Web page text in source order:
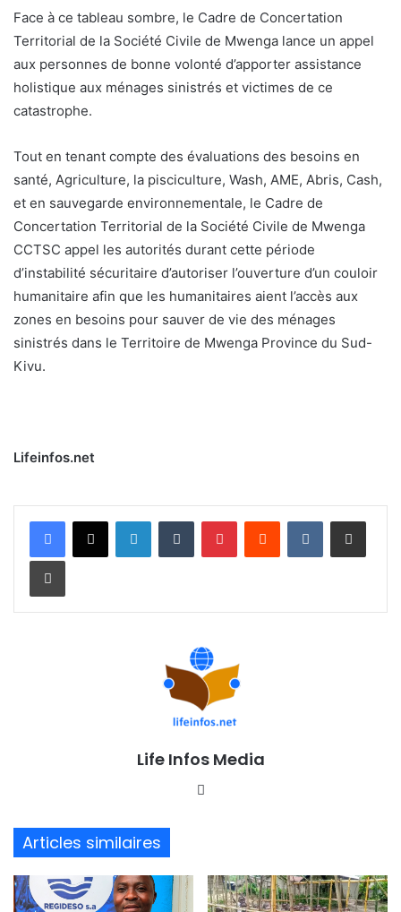
Face à ce tableau sombre, le Cadre de Concertation
Territorial de la Société Civile de Mwenga lance un appel
aux personnes de bonne volonté d’apporter assistance
holistique aux ménages sinistrés et victimes de ce
catastrophe.
Tout en tenant compte des évaluations des besoins en
santé, Agriculture, la pisciculture, Wash, AME, Abris, Cash,
et en sauvegarde environnementale, le Cadre de
Concertation Territorial de la Société Civile de Mwenga
CCTSC appel les autorités durant cette période
d’instabilité sécuritaire d’autoriser l’ouverture d’un couloir
humanitaire afin que les humanitaires aient l’accès aux
zones en besoins pour sauver de vie des ménages
sinistrés dans le Territoire de Mwenga Province du Sud-
Kivu.
Lifeinfos.net
Life Infos Media
Articles similaires